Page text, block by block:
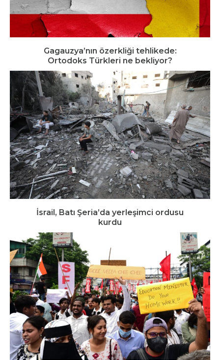
Gagauzya’nın özerkliği tehlikede:
Ortodoks Türkleri ne bekliyor?
İsrail, Batı Şeria’da yerleşimci ordusu
kurdu